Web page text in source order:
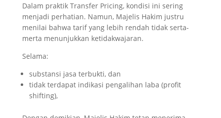
Dalam praktik Transfer Pricing, kondisi ini sering
menjadi perhatian. Namun, Majelis Hakim justru
menilai bahwa tarif yang lebih rendah tidak serta-
merta menunjukkan ketidakwajaran.
Selama:
substansi jasa terbukti, dan
tidak terdapat indikasi pengalihan laba (profit
shifting),